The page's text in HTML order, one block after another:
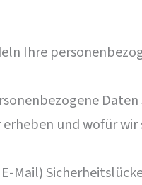
Ihre
und wofür wir
Mail)